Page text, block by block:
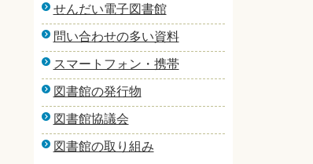
せんだい電子図書館
問い合わせの多い資料
スマートフォン・携帯
図書館の発行物
図書館協議会
図書館の取り組み